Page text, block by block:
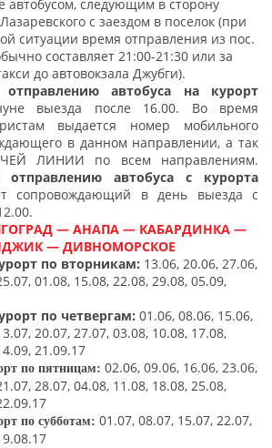
автобусом, следующим в сторону
с заездом в поселок (при
ситуации время отправления из пос.
составляет 21:00-21:30 или за
до автовокзала Джубги).
автобуса на курорт
выезда после 16.00. Во время
выдается номер мобильного
в данном направлении, а так
ЛИНИИ по всем направлениям.
автобуса с курорта
сопровождающий в день выезда с
— АНАПА — КАБАРДИНКА —
— ДИВНОМОРСКОЕ
по вторникам: 13.06, 20.06, 27.06,
01.08, 15.08, 22.08, 29.08, 05.09,
по четвергам: 01.06, 08.06, 15.06,
20.07, 27.07, 03.08, 10.08, 17.08,
21.09.17
по пятницам: 02.06, 09.06, 16.06, 23.06,
28.07, 04.08, 11.08, 18.08, 25.08,
по субботам: 01.07, 08.07, 15.07, 22.07,
8.17